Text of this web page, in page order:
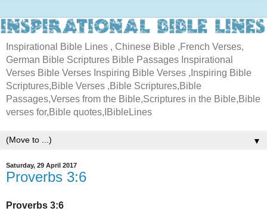
Inspirational Bible Lines , Chinese Bible ,French Verses,
German Bible Scriptures Bible Passages Inspirational
Verses Bible Verses Inspiring Bible Verses ,Inspiring Bible
Scriptures,Bible Verses ,Bible Scriptures,Bible
Passages,Verses from the Bible,Scriptures in the Bible,Bible
verses for,Bible quotes,IBibleLines
▼
Saturday, 29 April 2017
Proverbs 3:6
Proverbs 3:6